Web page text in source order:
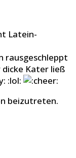
Latein-
rausgeschleppt
Kater ließ
:lol:
beizutreten.